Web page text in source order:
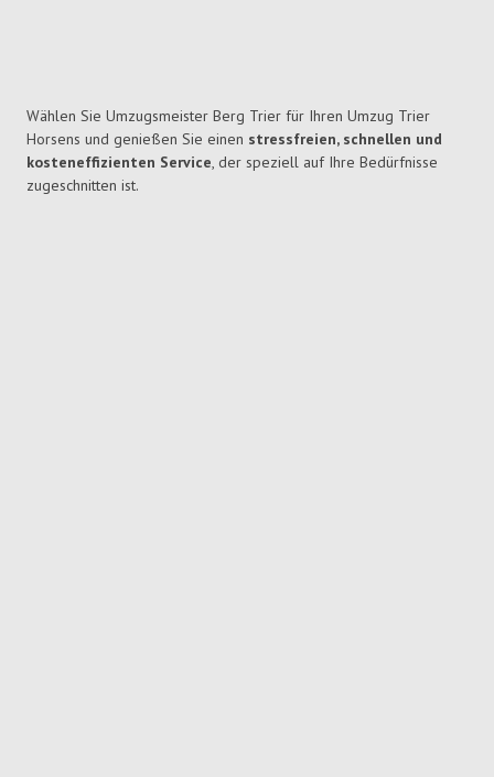
Wählen Sie Umzugsmeister Berg Trier für Ihren Umzug Trier
Horsens und genießen Sie einen stressfreien, schnellen und
kosteneffizienten Service, der speziell auf Ihre Bedürfnisse
zugeschnitten ist.